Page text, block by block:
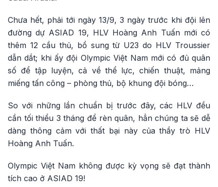
Chưa hết, phải tới ngày 13/9, 3 ngày trước khi đội lên
đường dự ASIAD 19, HLV Hoàng Anh Tuấn mới có
thêm 12 cầu thủ, bổ sung từ U23 do HLV Troussier
dẫn dắt; khi ấy đội Olympic Việt Nam mới có đủ quân
số để tập luyện, cả về thể lực, chiến thuật, mảng
miếng tấn công – phòng thủ, bộ khung đội bóng…
So với những lần chuẩn bị trước đây, các HLV đều
cần tối thiểu 3 tháng để rèn quân, hẳn chúng ta sẽ dễ
dàng thông cảm với thất bại này của thầy trò HLV
Hoàng Anh Tuấn.
Olympic Việt Nam không được kỳ vọng sẽ đạt thành
tích cao ở ASIAD 19!